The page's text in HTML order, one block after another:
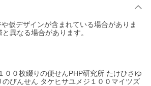
仮デザインが含まれている場合がありま
異なる場合があります。
００枚綴りの便せんPHP研究所 たけひさゆ
びんせん タケヒサユメジ１００マイツズ